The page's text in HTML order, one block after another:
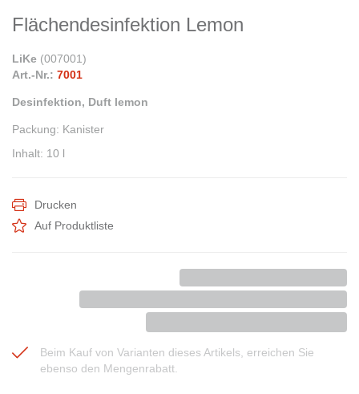
Flächendesinfektion Lemon
Beim Kauf von Varianten dieses Artikels, erreichen Sie
ebenso den Mengenrabatt.
LiKe (007001)
Art.-Nr.: 7001
Desinfektion, Duft lemon
Packung: Kanister
Inhalt: 10 l
Drucken
Auf Produktliste